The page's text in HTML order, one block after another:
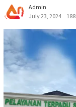
Admin
July 23, 2024